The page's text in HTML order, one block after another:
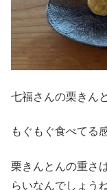
七福さんの栗きん
もぐもぐ食べてる
栗きんとんの重さ
らいなんでしょうね